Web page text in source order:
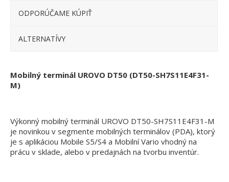
ODPORÚČAME KÚPIŤ
ALTERNATÍVY
Mobilný terminál UROVO DT50 (DT50-SH7S11E4F31-
M)
Výkonný mobilný terminál UROVO DT50-SH7S11E4F31-M
je novinkou v segmente mobilných terminálov (PDA), ktorý
je s aplikáciou Mobile S5/S4 a Mobilní Vario vhodný na
prácu v sklade, alebo v predajnách na tvorbu inventúr.